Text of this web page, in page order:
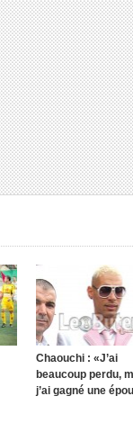
Chaouchi : «J’ai
beaucoup perdu,
j’ai gagné une